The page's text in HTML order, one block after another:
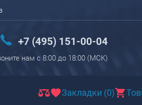
+7 (495) 151-00-04
нам с 8:00 до 18:00 (МCK)
Закладки (0)
Новинки
Чемоданы